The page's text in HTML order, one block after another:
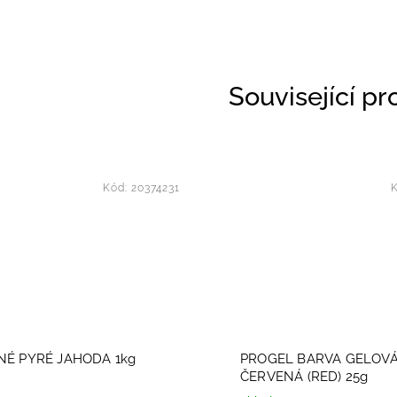
Související
PYRÉ JAHODA 1kg
Kód: 20374231
PROGEL BARVA
ČERVENÁ (RED) 25g